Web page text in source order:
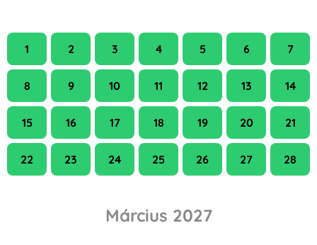
1
2 3 4 5 6 7
8 9 10 11 12 13 14
15 16 17 18 19 20 21
22 23 24 25 26 27 28
Március 2027